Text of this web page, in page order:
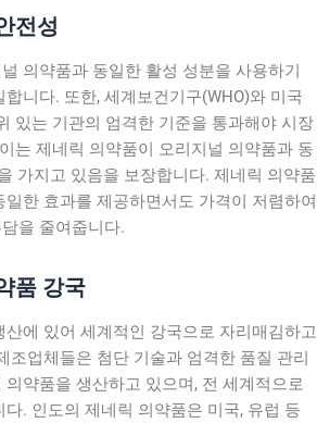
전성
의약품과 동일한 활성 성분을 사용하기
니다. 또한, 세계보건기구(WHO)와 미국
있는 기관의 엄격한 기준을 통과해야 시장
는 제네릭 의약품이 오리지널 의약품과 동
가지고 있음을 보장합니다. 제네릭 의약품
한 효과를 제공하면서도 가격이 저렴하여
을 줄여줍니다.
품 강국
에 있어 세계적인 강국으로 자리매김하고
조업체들은 첨단 기술과 엄격한 품질 관리
약품을 생산하고 있으며, 전 세계적으로
. 인도의 제네릭 의약품은 미국, 유럽 등